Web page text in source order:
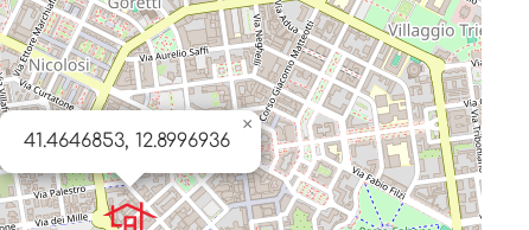
41.4646853, 12.8996936
×